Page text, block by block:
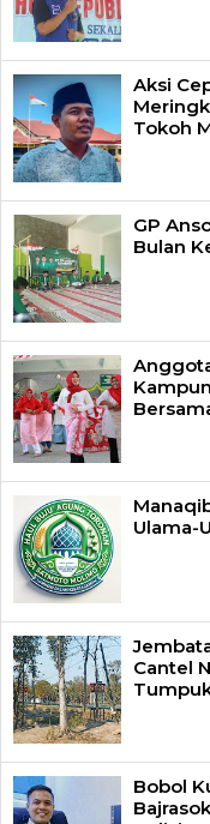
Aksi
Tokoh
GP
Bulan
Ulama-
Cantel
Bobol